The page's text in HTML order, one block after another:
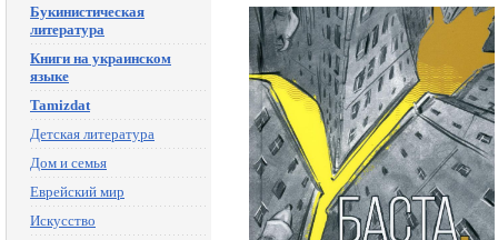
Букинистическая
литература
Книги на украинском
языке
Tamizdat
Детская литература
Дом и семья
Еврейский мир
Искусство